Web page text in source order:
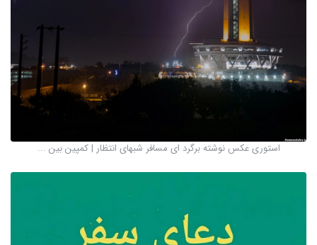
استوری عکس نوشته برگرد ای مسافر شبهای انتظار | کمپین بین ...